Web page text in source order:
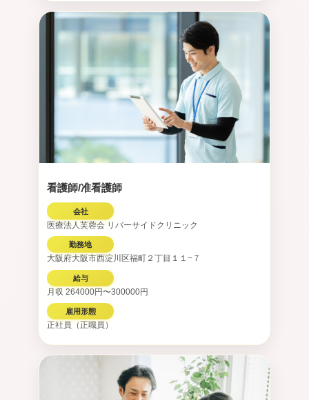
看護師/准看護師
会社
医療法人芙蓉会 リバーサイドクリニック
勤務地
大阪府大阪市西淀川区福町２丁目１１−７
給与
月収 264000円〜300000円
雇用形態
正社員（正職員）